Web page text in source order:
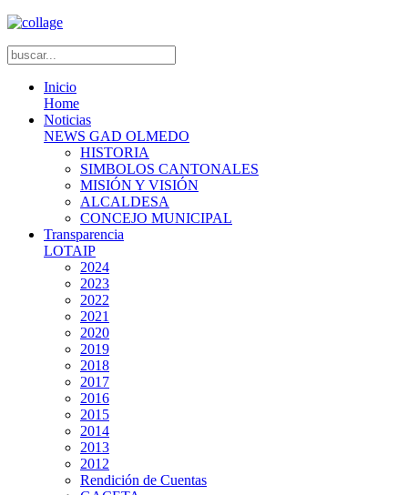
Inicio
Home
Noticias
NEWS GAD OLMEDO
HISTORIA
SIMBOLOS CANTONALES
MISIÓN Y VISIÓN
ALCALDESA
CONCEJO MUNICIPAL
Transparencia
LOTAIP
2024
2023
2022
2021
2020
2019
2018
2017
2016
2015
2014
2013
2012
Rendición de Cuentas